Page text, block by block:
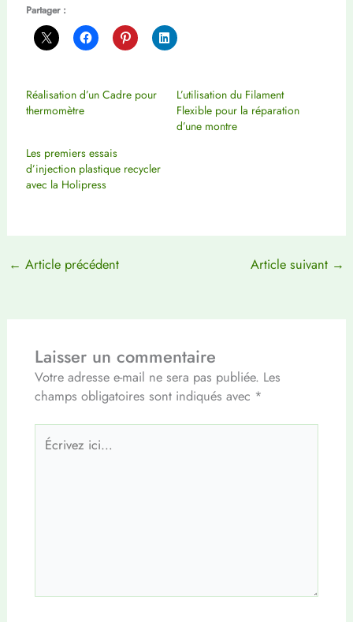
Partager :
Réalisation d’un Cadre pour
thermomètre
L’utilisation du Filament
Flexible pour la réparation
d’une montre
Les premiers essais
d’injection plastique recycler
avec la Holipress
← Article précédent Article suivant →
Laisser un commentaire
Votre adresse e-mail ne sera pas publiée. Les
champs obligatoires sont indiqués avec *
Écrivez
ici…